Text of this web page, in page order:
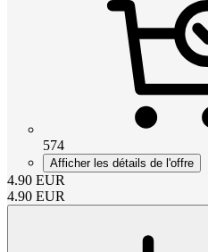
574
Afficher les détails de l'offre
4.90 EUR
4.90 EUR